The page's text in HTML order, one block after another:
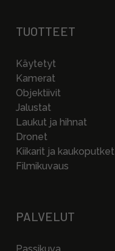
TUOTTEET
Käytetyt
Kamerat
Objektiivit
Jalustat
Laukut ja hihnat
Dronet
Kiikarit ja kaukoputket
Filmikuvaus
PALVELUT